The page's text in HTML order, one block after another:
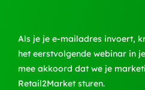
Als je je e-mailadres invoert,
het eerstvolgende webinar in
mee akkoord dat we je
Retail2Market sturen.